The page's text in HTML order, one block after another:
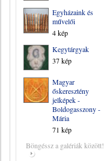
Egyházaink és
művelői
4 kép
Kegytárgyak
37 kép
Magyar
őskeresztény
jelképek -
Boldogasszony -
Mária
71 kép
Böngéssz a galériák között!